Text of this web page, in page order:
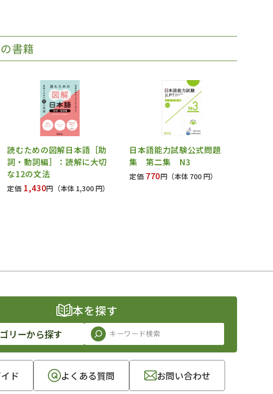
書籍
読むための図解日本語［助
詞・動詞編］：読解に大切
な12の文法
定価 1,430円 （本体 1,300 円）
日本語能力試験公式問題
集 第二集 N3
定価 770円 （本体 700 円）
本を探す
リーから探す
ド よくある質問 お問い合わせ